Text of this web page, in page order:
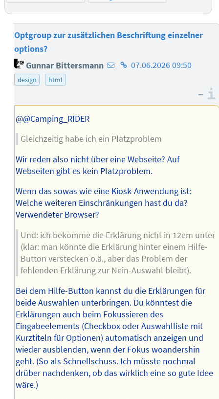
Optgroup zur zusätzlichen Beschriftung einzelner
options?
Gunnar Bittersmann E-
des
Homepage
07.06.2026 09:50
design html
–
@@Camping_RIDER
Gleichzeitig habe ich ein Platzproblem
Wir reden also nicht über eine Webseite? Auf
Webseiten gibt es kein Platzproblem.
Wenn das sowas wie eine Kiosk-Anwendung ist:
Welche weiteren Einschränkungen hast du da?
Verwendeter Browser?
Und: ich bekomme die Erklärung nicht in 12em unter
(klar: man könnte die Erklärung hinter einem Hilfe-
Button verstecken o.ä., aber das Problem der
fehlenden Erklärung zur Nein-Auswahl bleibt).
Bei dem Hilfe-Button kannst du die Erklärungen für
beide Auswahlen unterbringen. Du könntest die
Erklärungen auch beim Fokussieren des
Eingabeelements (Checkbox oder Auswahlliste mit
Kurztiteln für Optionen) automatisch anzeigen und
wieder ausblenden, wenn der Fokus woandershin
geht. (So als Schnellschuss. Ich müsste nochmal
drüber nachdenken, ob das wirklich eine so gute Idee
wäre.)